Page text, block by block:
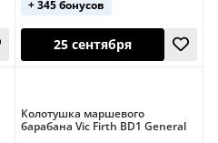
Завтра
+ 345 бонусов
Колотушка маршевого
барабана Vic Firth BD1 General